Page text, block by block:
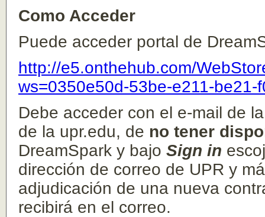
Como Acceder
Puede acceder portal de
http://e5.onthehub.com/
ws=0350e50d-53be-e211-
Debe acceder con el e-mail de
de la upr.edu, de no tener
DreamSpark y bajo Sign in
dirección de correo de UPR y
adjudicación de una nueva
recibirá en el correo.